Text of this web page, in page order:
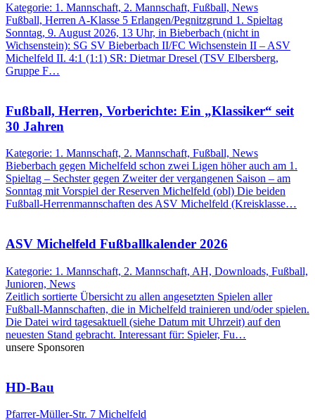
Kategorie: 1. Mannschaft, 2. Mannschaft, Fußball, News
Fußball, Herren A-Klasse 5 Erlangen/Pegnitzgrund 1. Spieltag
Sonntag, 9. August 2026, 13 Uhr, in Bieberbach (nicht in
Wichsenstein): SG SV Bieberbach II/FC Wichsenstein II – ASV
Michelfeld II. 4:1 (1:1) SR: Dietmar Dresel (TSV Elbersberg,
Gruppe F…
Fußball, Herren, Vorberichte: Ein „Klassiker“ seit
30 Jahren
Kategorie: 1. Mannschaft, 2. Mannschaft, Fußball, News
Bieberbach gegen Michelfeld schon zwei Ligen höher auch am 1.
Spieltag – Sechster gegen Zweiter der vergangenen Saison – am
Sonntag mit Vorspiel der Reserven Michelfeld (obl) Die beiden
Fußball-Herrenmannschaften des ASV Michelfeld (Kreisklasse…
ASV Michelfeld Fußballkalender 2026
Kategorie: 1. Mannschaft, 2. Mannschaft, AH, Downloads, Fußball,
Junioren, News
Zeitlich sortierte Übersicht zu allen angesetzten Spielen aller
Fußball-Mannschaften, die in Michelfeld trainieren und/oder spielen.
Die Datei wird tagesaktuell (siehe Datum mit Uhrzeit) auf den
neuesten Stand gebracht. Interessant für: Spieler, Fu…
unsere Sponsoren
HD-Bau
Pfarrer-Müller-Str. 7 Michelfeld